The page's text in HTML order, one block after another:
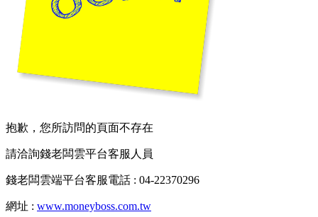
抱歉，您所訪問的頁面不存在
請洽詢錢老闆雲平台客服人員
錢老闆雲端平台客服電話 : 04-22370296
網址 : www.moneyboss.com.tw